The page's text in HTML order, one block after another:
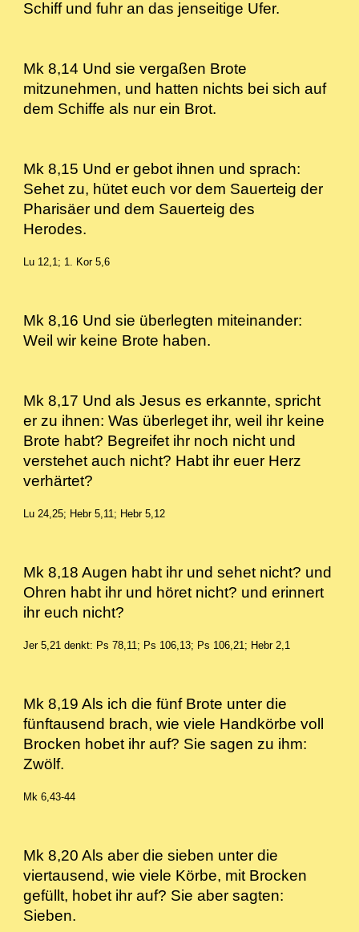
Schiff und fuhr an das jenseitige Ufer.
Mk 8,14 Und sie vergaßen Brote
mitzunehmen, und hatten nichts bei sich auf
dem Schiffe als nur ein Brot.
Mk 8,15 Und er gebot ihnen und sprach:
Sehet zu, hütet euch vor dem Sauerteig der
Pharisäer und dem Sauerteig des
Herodes.
Lu 12,1; 1. Kor 5,6
Mk 8,16 Und sie überlegten miteinander:
Weil wir keine Brote haben.
Mk 8,17 Und als Jesus es erkannte, spricht
er zu ihnen: Was überleget ihr, weil ihr keine
Brote habt? Begreifet ihr noch nicht und
verstehet auch nicht? Habt ihr euer Herz
verhärtet?
Lu 24,25; Hebr 5,11; Hebr 5,12
Mk 8,18 Augen habt ihr und sehet nicht? und
Ohren habt ihr und höret nicht? und erinnert
ihr euch nicht?
Jer 5,21 denkt: Ps 78,11; Ps 106,13; Ps 106,21; Hebr 2,1
Mk 8,19 Als ich die fünf Brote unter die
fünftausend brach, wie viele Handkörbe voll
Brocken hobet ihr auf? Sie sagen zu ihm:
Zwölf.
Mk 6,43-44
Mk 8,20 Als aber die sieben unter die
viertausend, wie viele Körbe, mit Brocken
gefüllt, hobet ihr auf? Sie aber sagten:
Sieben.